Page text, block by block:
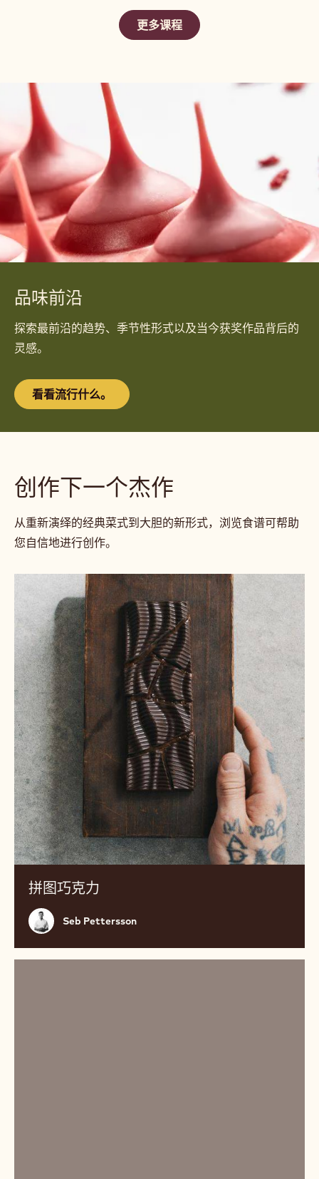
PREMIUM CHOCOLATES WITH
08 Sep 2026 - 09 Sep 2026
Melissa
Coppel
Melissa Coppel
更多课程
品味前沿
灵感。
看看流行什么。
创作下一个杰作
从重新演绎的经典菜式到大胆的新形式，浏览食谱可帮助
您自信地进行创作。
拼
图
巧
克
力